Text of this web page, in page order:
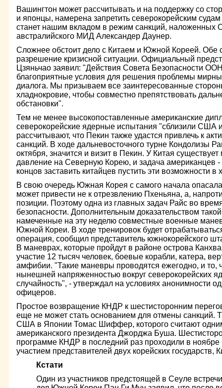
Вашингтон может рассчитывать и на поддержку со
и японцы, намерена запретить северокорейским
станет нашим вкладом в режим санкций, наложенных
австралийского МИД Александер Даунер.
Сложнее обстоит дело с Китаем и Южной Кореей. Обе
разрешение кризисной ситуации. Официальный
Цзяньчао заявил: "Действия Совета Безопасности
благоприятные условия для решения проблемы
диалога. Мы призываем все заинтересованные
хладнокровие, чтобы совместно препятствовать
обстановки".
Тем не менее высокопоставленные американские
северокорейские ядерные испытания "сблизили США
рассчитывают, что Пекин также удастся привлечь к
санкций. В ходе дальневосточного турне Кондолизы
октября, значится и визит в Пекин. У Китая
давление на Северную Корею, и задача американцев -
концов заставить китайцев пустить эти возможности в
В свою очередь Южная Корея с самого начала
может привести не к отрезвлению Пхеньяна, а,
позиции. Поэтому одна из главных задач Райс во
безопасности. Дополнительным доказательством
намеченные на эту неделю совместные военные
Южной Кореи. В ходе тренировок будет
операция, сообщил представитель южнокорейского
В маневрах, которые пройдут в районе острова
участие 12 тысяч человек, боевые корабли, катера,
амфибии. "Такие маневры проводятся ежегодно, и то,
нынешней напряженностью вокруг северокорейских
случайность", - утверждал на условиях анонимности
офицеров.
Простое возвращение КНДР к шестисторонним
еще не может стать основанием для отмены санкций.
США в Японии Томас Шиффер, которого считают
американского президента Джорджа Буша.
программе КНДР в последний раз проходили в ноябре
участием представителей двух корейских
Кстати
Один из участников предстоящей в Сеуле